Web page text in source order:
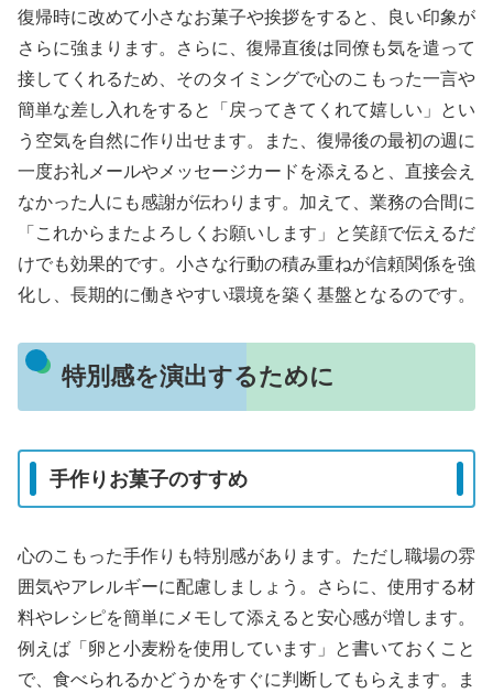
復帰時に改めて小さなお菓子や挨拶をすると、良い印象が
さらに強まります。さらに、復帰直後は同僚も気を遣って
接してくれるため、そのタイミングで心のこもった一言や
簡単な差し入れをすると「戻ってきてくれて嬉しい」とい
う空気を自然に作り出せます。また、復帰後の最初の週に
一度お礼メールやメッセージカードを添えると、直接会え
なかった人にも感謝が伝わります。加えて、業務の合間に
「これからまたよろしくお願いします」と笑顔で伝えるだ
けでも効果的です。小さな行動の積み重ねが信頼関係を強
化し、長期的に働きやすい環境を築く基盤となるのです。
特別感を演出するために
手作りお菓子のすすめ
心のこもった手作りも特別感があります。ただし職場の雰
囲気やアレルギーに配慮しましょう。さらに、使用する材
料やレシピを簡単にメモして添えると安心感が増します。
例えば「卵と小麦粉を使用しています」と書いておくこと
で、食べられるかどうかをすぐに判断してもらえます。ま